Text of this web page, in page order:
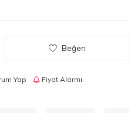
Beğen
Yap Fiyat Alarmı